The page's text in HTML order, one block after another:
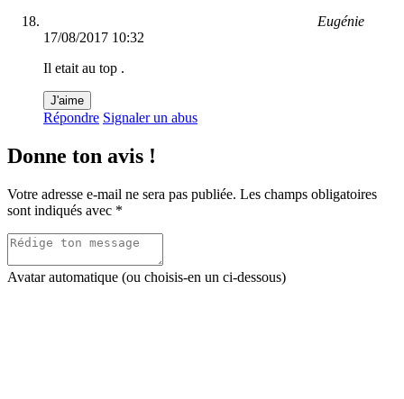
Eugénie
17/08/2017 10:32
Il etait au top .
J'aime
Répondre Signaler un abus
Donne ton avis !
Votre adresse e-mail ne sera pas publiée. Les champs obligatoires
sont indiqués avec *
Avatar automatique (ou choisis-en un ci-dessous)